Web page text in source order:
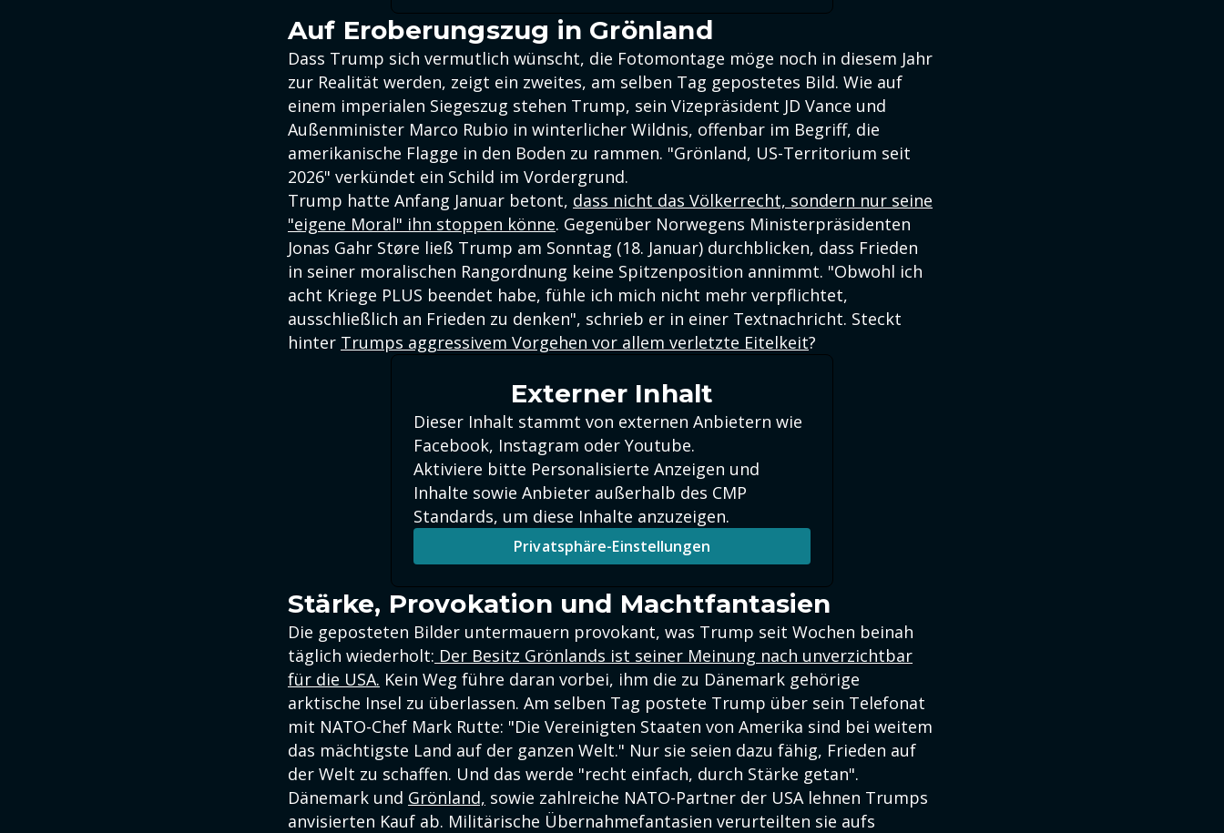
Auf Eroberungszug in Grönland
Dass Trump sich vermutlich wünscht, die Fotomontage möge noch in diesem Jahr
zur Realität werden, zeigt ein zweites, am selben Tag gepostetes Bild. Wie auf
einem imperialen Siegeszug stehen Trump, sein Vizepräsident JD Vance und
Außenminister Marco Rubio in winterlicher Wildnis, offenbar im Begriff, die
amerikanische Flagge in den Boden zu rammen. "Grönland, US-Territorium seit
2026" verkündet ein Schild im Vordergrund.
Trump hatte Anfang Januar betont, dass nicht das Völkerrecht, sondern nur seine
"eigene Moral" ihn stoppen könne. Gegenüber Norwegens Ministerpräsidenten
Jonas Gahr Støre ließ Trump am Sonntag (18. Januar) durchblicken, dass Frieden
in seiner moralischen Rangordnung keine Spitzenposition annimmt. "Obwohl ich
acht Kriege PLUS beendet habe, fühle ich mich nicht mehr verpflichtet,
ausschließlich an Frieden zu denken", schrieb er in einer Textnachricht. Steckt
hinter Trumps aggressivem Vorgehen vor allem verletzte Eitelkeit?
Externer Inhalt
Dieser Inhalt stammt von externen Anbietern wie
Facebook, Instagram oder Youtube.
Aktiviere bitte Personalisierte Anzeigen und
Inhalte sowie Anbieter außerhalb des CMP
Standards, um diese Inhalte anzuzeigen.
Privatsphäre-Einstellungen
Stärke, Provokation und Machtfantasien
Die geposteten Bilder untermauern provokant, was Trump seit Wochen beinah
täglich wiederholt: Der Besitz Grönlands ist seiner Meinung nach unverzichtbar
für die USA. Kein Weg führe daran vorbei, ihm die zu Dänemark gehörige
arktische Insel zu überlassen. Am selben Tag postete Trump über sein Telefonat
mit NATO-Chef Mark Rutte: "Die Vereinigten Staaten von Amerika sind bei weitem
das mächtigste Land auf der ganzen Welt." Nur sie seien dazu fähig, Frieden auf
der Welt zu schaffen. Und das werde "recht einfach, durch Stärke getan".
Dänemark und Grönland, sowie zahlreiche NATO-Partner der USA lehnen Trumps
anvisierten Kauf ab. Militärische Übernahmefantasien verurteilten sie aufs